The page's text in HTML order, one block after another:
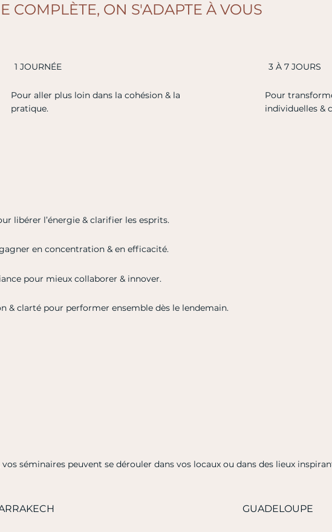
COMPLÈTE, ON S'ADAPTE À VOUS
1 JOURNÉE
Pour aller plus loin dans la cohésion & la
pratique.
3 À 7 JOURS
Pour
individuelles &
libérer l’énergie & clarifier les esprits.
en concentration & en efficacité.
pour mieux collaborer & innover.
clarté pour performer ensemble dès le lendemain.
séminaires peuvent se dérouler dans vos locaux ou dans des lieux
GUADELOUPE